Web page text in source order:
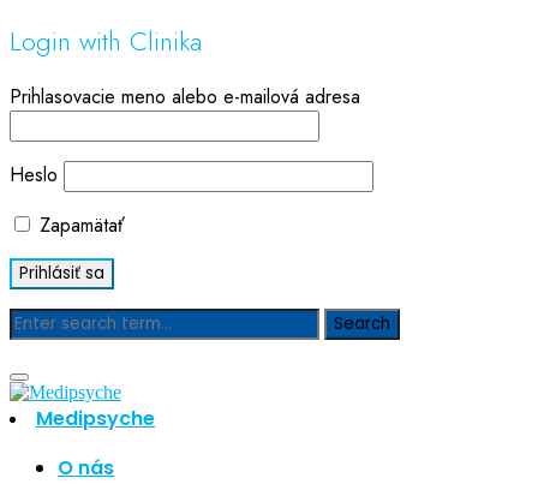
Login with Clinika
Prihlasovacie meno alebo e-mailová adresa
Heslo
Zapamätať
Medipsyche
O nás
Blog
Hľadať